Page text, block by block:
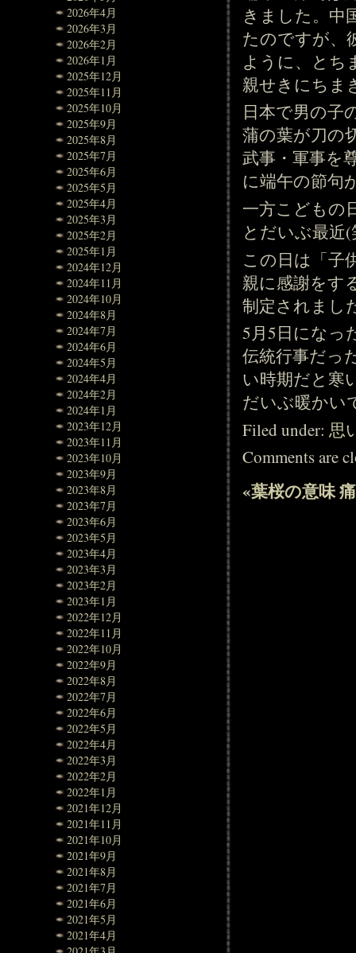
2026年4月
2026年3月
2026年2月
2026年1月
2025年12月
2025年11月
2025年10月
2025年9月
2025年8月
2025年7月
2025年6月
2025年5月
2025年4月
2025年3月
2025年2月
2025年1月
2024年12月
2024年11月
2024年10月
2024年8月
2024年7月
2024年6月
2024年5月
2024年4月
2024年2月
2024年1月
2023年12月
2023年11月
2023年10月
2023年9月
2023年8月
2023年7月
2023年6月
2023年5月
2023年4月
2023年3月
2023年2月
2023年1月
2022年12月
2022年11月
2022年10月
2022年9月
2022年8月
2022年7月
2022年6月
2022年5月
2022年4月
2022年3月
2022年2月
2022年1月
2021年12月
2021年11月
2021年10月
2021年9月
2021年8月
2021年7月
2021年6月
2021年5月
2021年4月
きました。中
たのですが、
ように、とち
親せきにちま
日本で男の子
蒲の葉が刀の
武事・軍事を
に端午の節句
一方こどもの
とだいぶ最近(
この日は「子
親に感謝をす
制定されまし
5月5日になっ
伝統行事だっ
い時期だと寒
だいぶ暖か
Filed under:思
Comments are
«葉桜の意味